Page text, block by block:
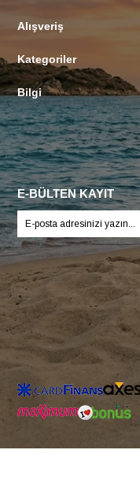
Alışveriş
Kategoriler
Bilgi
E-BÜLTEN KAYIT